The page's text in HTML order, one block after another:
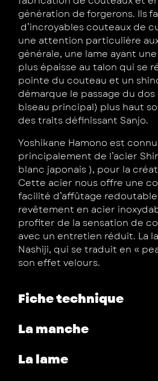
génération de forgerons. Ils
d’incroyables couteaux de
une attention particulière
générale, une lame ayant
plus épaisse au talon qui se
pointe du couteau et un
démarque le passage du dos
biseau principal) plus haut
des traits définissant Sanjo.
Yoshikane Hamono est
principalement de l’acier
blanc japonais ), pour la
Cette acier nous offre une
facilité d’affûtage
revêtement en acier
profiter de la sensation de
avec un entretien réduit. La
Nashiji, qui se traduit en «
son effet velours.
Fiche technique
La manche
La lame